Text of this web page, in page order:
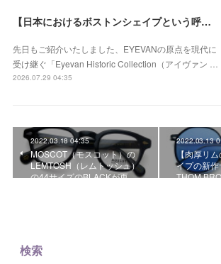
【日本におけるボストンシェイプという呼称が広く定着するきっかけとなったモデル】Eyevan（アイヴァン） Historic Collection AU-5003のご紹介！
先日もご紹介いたしました、EYEVANの原点を現代に
受け継ぐ「Eyevan Historic Collection（アイヴァン …
2026.07.29 04:35
2022.03.18 04:35
MOSCOT（モスコット）の
LEMTOSH（レムトッシュ）
の44サイズのBLACKが再…
2022.03.13
【肉厚リ
イプの新作
THOM
検索